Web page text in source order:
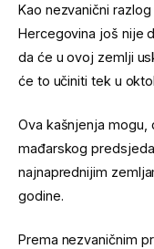
Kao nezvanični
Hercegovina još nije
da će u ovoj zemlji
će to učiniti tek u
Ova kašnjenja mogu,
mađarskog
najnaprednijim
godine.
Prema nezvaničnim